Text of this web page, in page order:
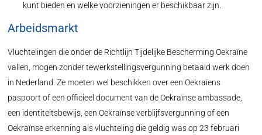
kunt bieden en welke voorzieningen er beschikbaar zijn.
Arbeidsmarkt
Vluchtelingen die onder de Richtlijn Tijdelijke Bescherming Oekraïne
vallen, mogen zonder tewerkstellingsvergunning betaald werk doen
in Nederland. Ze moeten wel beschikken over een Oekraïens
paspoort of een officieel document van de Oekraïnse ambassade,
een identiteitsbewijs, een Oekraïnse verblijfsvergunning of een
Oekraïnse erkenning als vluchteling die geldig was op 23 februari